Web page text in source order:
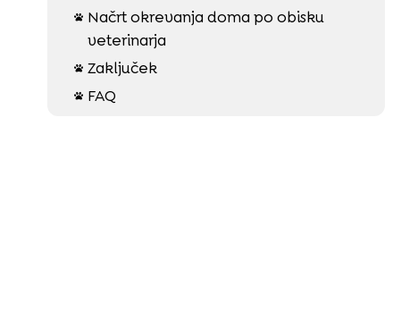

Načrt okrevanja doma po obisku
veterinarja
 Zaključek
 FAQ